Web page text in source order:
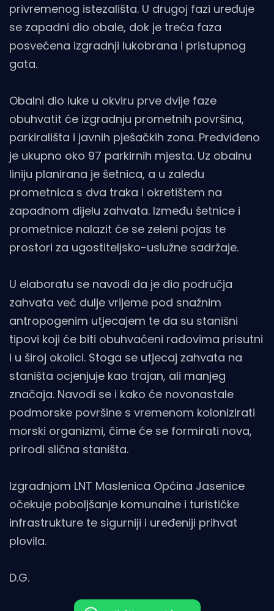
privremenog istezališta. U drugoj fazi uređuje
se zapadni dio obale, dok je treća faza
posvećena izgradnji lukobrana i pristupnog
gata.
Obalni dio luke u okviru prve dvije faze
obuhvatit će izgradnju prometnih površina,
parkirališta i javnih pješačkih zona. Predviđeno
je ukupno oko 97 parkirnih mjesta. Uz obalnu
liniju planirana je šetnica, a u zaleđu
prometnica s dva traka i okretištem na
zapadnom dijelu zahvata. Između šetnice i
prometnice nalazit će se zeleni pojas te
prostori za ugostiteljsko-uslužne sadržaje.
U elaboratu se navodi da je dio područja
zahvata već dulje vrijeme pod snažnim
antropogenim utjecajem te da su stanišni
tipovi koji će biti obuhvaćeni radovima prisutni
i u široj okolici. Stoga se utjecaj zahvata na
staništa ocjenjuje kao trajan, ali manjeg
značaja. Navodi se i kako će novonastale
podmorske površine s vremenom kolonizirati
morski organizmi, čime će se formirati nova,
prirodi slična staništa.
Izgradnjom LNT Maslenica Općina Jasenice
očekuje poboljšanje komunalne i turističke
infrastrukture te sigurniji i uređeniji prihvat
plovila.
D.G.